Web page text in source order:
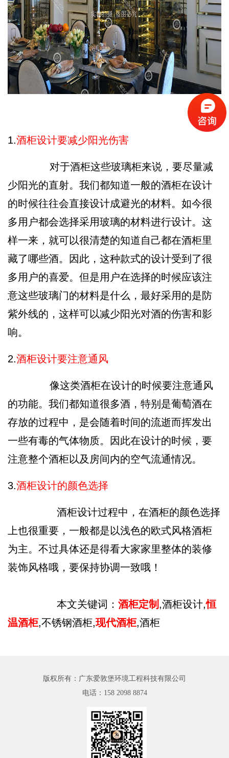
1.酒柜设计要减少阳光伤害
对于酒柜这些玻璃柜来说，要尽量减
少阳光的直射。我们都知道一般的酒柜在设计
的时候往往会直接设计成避光的材料。如今很
多用户都会选择采用玻璃的材料进行设计。这
样一来，就可以很清楚的知道自己都在酒柜里
藏了哪些酒。因此，这种款式的设计受到了很
多用户的喜爱。但是用户在选择的时候应该注
意这些玻璃门的材料是什么，最好采用的是防
紫外线的，这样可以减少阳光对酒的伤害和影
响。
2.酒柜设计要注意通风
像这类酒柜在设计的时候要注意通风
的功能。我们都知道很多酒，特别是葡萄酒在
存放的过程中，是会随着时间的流逝而挥发出
一些有毒的气体物质。因此在设计的时候，要
注意整个酒柜以及房间内的空气流通情况。
3.酒柜设计的颜色选择
酒柜设计过程中，在酒柜的颜色选择
上也很重要，一般都是以浅色的欧式风格酒柜
为主。不过具体还是得看大家家里整体的装修
装饰风格哦，要保持协调一致哦！
本文关键词：酒柜定制 ,酒柜设计,恒
温酒柜,不锈钢酒柜,现代酒柜,酒柜
版权所有：广东爱敦堡环境工程科技有限公司
电话： 158 2098 8874